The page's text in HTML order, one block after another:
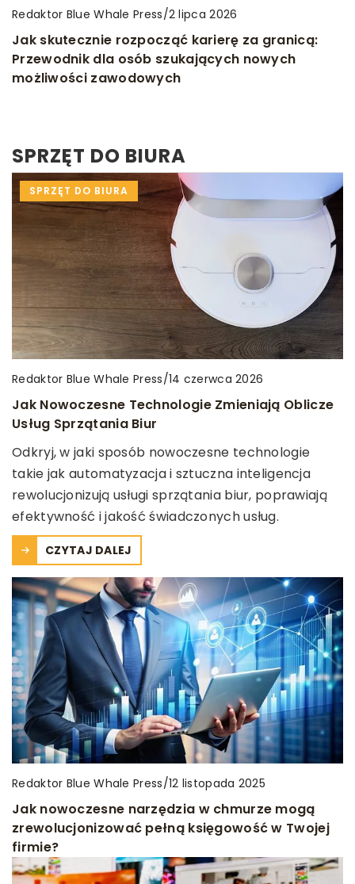
Redaktor Blue Whale Press/2 lipca 2026
Jak skutecznie rozpocząć karierę za granicą:
Przewodnik dla osób szukających nowych
możliwości zawodowych
SPRZĘT DO BIURA
SPRZĘT DO BIURA
Redaktor Blue Whale Press/14 czerwca 2026
Jak Nowoczesne Technologie Zmieniają Oblicze
Usług Sprzątania Biur
Odkryj, w jaki sposób nowoczesne technologie
takie jak automatyzacja i sztuczna inteligencja
rewolucjonizują usługi sprzątania biur, poprawiają
efektywność i jakość świadczonych usług.
CZYTAJ DALEJ
Redaktor Blue Whale Press/12 listopada 2025
Jak nowoczesne narzędzia w chmurze mogą
zrewolucjonizować pełną księgowość w Twojej
firmie?